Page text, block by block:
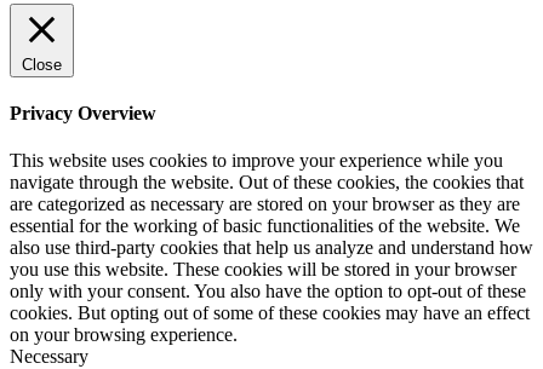
Close
Privacy Overview
This website uses cookies to improve your experience while you
navigate through the website. Out of these cookies, the cookies that
are categorized as necessary are stored on your browser as they are
essential for the working of basic functionalities of the website. We
also use third-party cookies that help us analyze and understand how
you use this website. These cookies will be stored in your browser
only with your consent. You also have the option to opt-out of these
cookies. But opting out of some of these cookies may have an effect
on your browsing experience.
Necessary